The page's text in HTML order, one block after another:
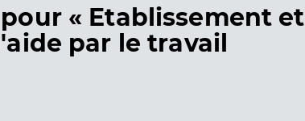
dans Annuaire
pour « Etablissement et
par le travail